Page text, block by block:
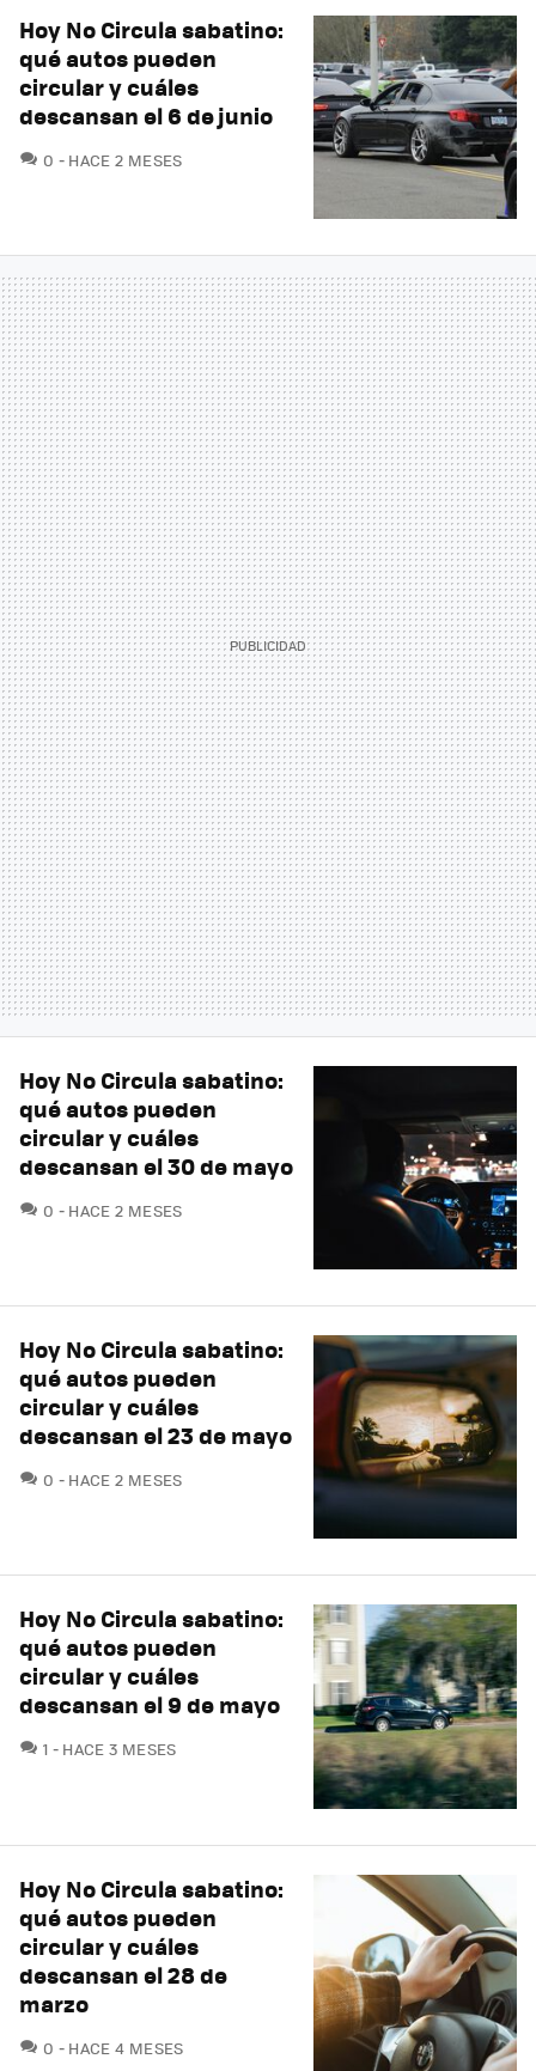
Hoy No Circula sabatino:
qué autos pueden
circular y cuáles
descansan el 6 de junio
0 COMENTARIOS
HACE 2 MESES
Hoy No Circula sabatino:
qué autos pueden
circular y cuáles
descansan el 30 de mayo
0 COMENTARIOS
HACE 2 MESES
Hoy No Circula sabatino:
qué autos pueden
circular y cuáles
descansan el 23 de mayo
0 COMENTARIOS
HACE 2 MESES
Hoy No Circula sabatino:
qué autos pueden
circular y cuáles
descansan el 9 de mayo
1 COMENTARIOS
HACE 3 MESES
Hoy No Circula sabatino:
qué autos pueden
circular y cuáles
descansan el 28 de
marzo
0 COMENTARIOS
HACE 4 MESES